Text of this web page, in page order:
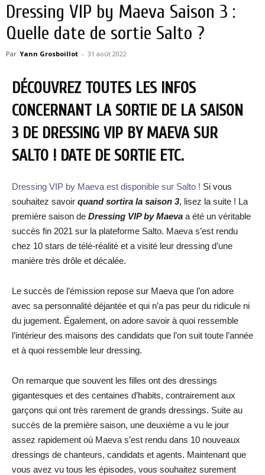
Dressing VIP by Maeva Saison 3 :
Quelle date de sortie Salto ?
Par Yann Grosboillot - 31 août 2022
DÉCOUVREZ TOUTES LES INFOS
CONCERNANT LA SORTIE DE LA SAISON
3 DE DRESSING VIP BY MAEVA SUR
SALTO ! DATE DE SORTIE ETC.
Dressing VIP by Maeva est disponible sur Salto ! Si vous
souhaitez savoir quand sortira la saison 3, lisez la suite ! La
première saison de Dressing VIP by Maeva a été un véritable
succès fin 2021 sur la plateforme Salto. Maeva s’est rendu
chez 10 stars de télé-réalité et a visité leur dressing d’une
manière très drôle et décalée.
Le succès de l’émission repose sur Maeva que l’on adore
avec sa personnalité déjantée et qui n’a pas peur du ridicule ni
du jugement. Également, on adore savoir à quoi ressemble
l’intérieur des maisons des candidats que l’on suit toute l’année
et à quoi ressemble leur dressing.
On remarque que souvent les filles ont des dressings
gigantesques et des centaines d’habits, contrairement aux
garçons qui ont très rarement de grands dressings. Suite au
succès de la première saison, une deuxième a vu le jour
assez rapidement où Maeva s’est rendu dans 10 nouveaux
dressings de chanteurs, candidats et agents. Maintenant que
vous avez vu tous les épisodes, vous souhaitez surement